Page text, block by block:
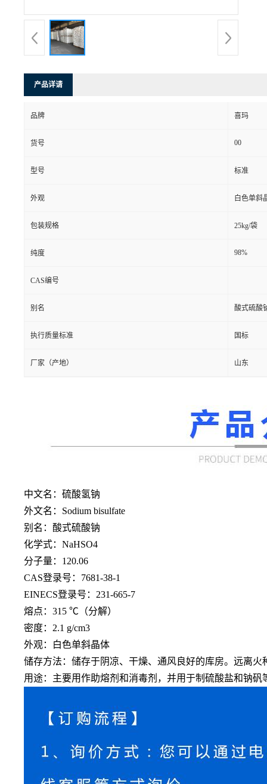
产品详请
品牌 喜玛
货号 00
型号 标准
外观 白色单斜
包装规格 25kg/袋
纯度 98%
CAS编号
别名 酸式硫酸
执行质量标准 国标
厂家（产地） 山东
中文名：硫酸氢钠
外文名： Sodium bisulfate
别名：酸式硫酸钠
化学式： NaHSO4
分子量： 120.06
CAS登录号：7681-38-1
EINECS登录号：231-665-7
熔点： 315 ℃（分解）
密度： 2.1 g/cm3
外观：白色单斜晶体
储存方法： 储存于阴凉、干燥、通风良好的库房。远离火
用途：主要用作助熔剂和消毒剂，并用于制硫酸盐和钠